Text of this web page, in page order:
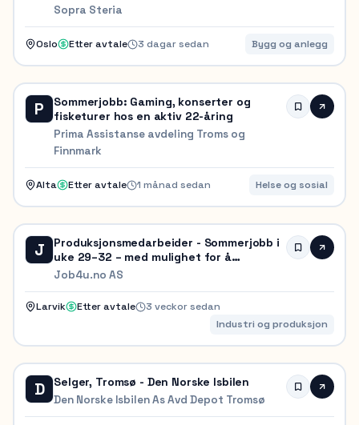
Sopra Steria
Oslo Etter avtale 3 dagar sedan Bygg og anlegg
P
Sommerjobb: Gaming, konserter og
fisketurer hos en aktiv 22-åring
Prima Assistanse avdeling Troms og
Finnmark
Alta Etter avtale 1 månad sedan Helse og sosial
J
Produksjonsmedarbeider - Sommerjobb i
uke 29–32 – med mulighet for å
fortsette som fast ringevikar!
Job4u.no AS
Larvik Etter avtale
3 veckor sedan
Industri og produksjon
D Selger, Tromsø - Den Norske Isbilen
Den Norske Isbilen As Avd Depot Tromsø